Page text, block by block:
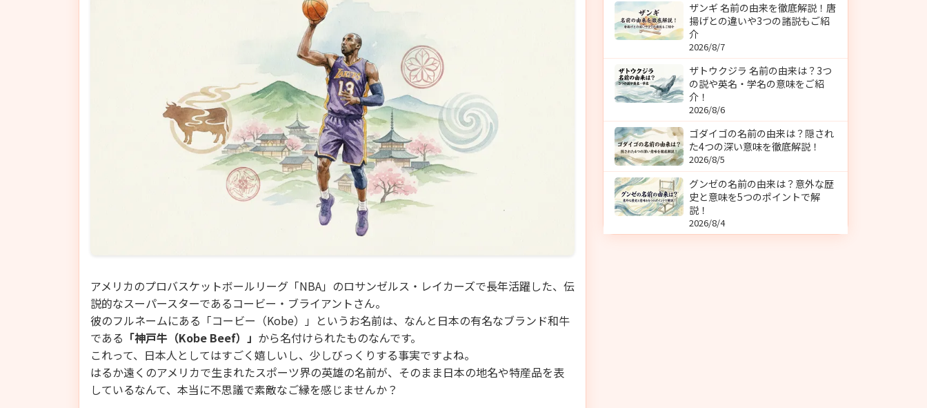
アメリカのプロバスケットボールリーグ「NBA」のロサンゼルス・レイカーズで長年活躍した、伝
説的なスーパースターであるコービー・ブライアントさん。
彼のフルネームにある「コービー（Kobe）」というお名前は、なんと日本の有名なブランド和牛
である 「神戸牛（Kobe Beef）」 から名付けられたものなんです。
これって、日本人としてはすごく嬉しいし、少しびっくりする事実ですよね。
はるか遠くのアメリカで生まれたスポーツ界の英雄の名前が、そのまま日本の地名や特産品を表
しているなんて、本当に不思議で素敵なご縁を感じませんか？
ザンギ 名前の由来を徹底解説！唐
揚げとの違いや3つの諸説もご紹
介
2026/8/7
ザトウクジラ 名前の由来は？3つ
の説や英名・学名の意味をご紹
介！
2026/8/6
ゴダイゴの名前の由来は？隠され
た4つの深い意味を徹底解説！
2026/8/5
グンゼの名前の由来は？意外な歴
史と意味を5つのポイントで解
説！
2026/8/4